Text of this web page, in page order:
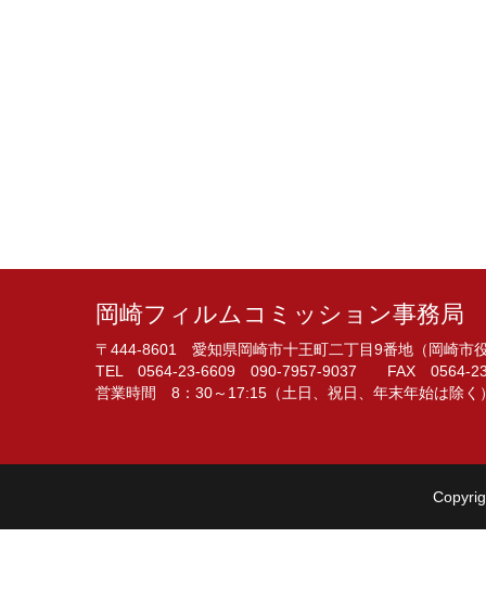
岡崎フィルムコミッション事務局
〒444-8601 愛知県岡崎市十王町二丁目9番地（岡崎市
TEL 0564-23-6609 090-7957-9037 FAX 0564-
営業時間 8：30～17:15（土日、祝日、年末年始は除く